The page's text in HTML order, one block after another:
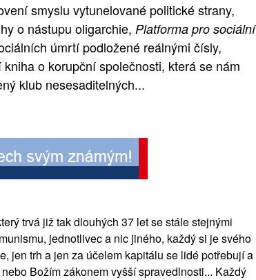
smyslu vytunelované politické strany,
o nástupu oligarchie, Platforma pro sociální
úmrtí podložené reálnými čísly,
o korupční společnosti, která se nám
klub nesesaditelných...
trvá již tak dlouhých 37 let se stále stejnými
jednotlivec a nic jiného, každý si je svého
jen trh a jen za účelem kapitálu se lidé potřebují a
Božím zákonem vyšší spravedlnosti... Každý